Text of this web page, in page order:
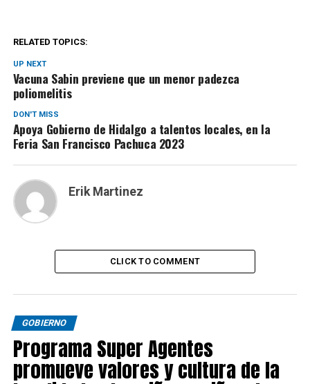
RELATED TOPICS:
UP NEXT
Vacuna Sabin previene que un menor padezca
poliomelitis
DON'T MISS
Apoya Gobierno de Hidalgo a talentos locales, en la
Feria San Francisco Pachuca 2023
Erik Martinez
CLICK TO COMMENT
GOBIERNO
Programa Super Agentes
promueve valores y cultura de la